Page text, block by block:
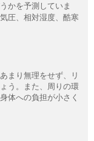
かを予測していま
圧、相対湿度、酷寒
まり無理をせず、リ
う。また、周りの環
体への負担が小さく